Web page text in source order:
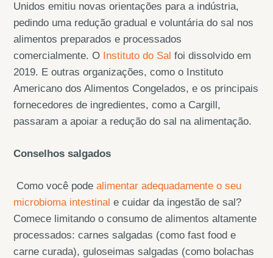
Unidos emitiu novas orientações para a indústria,
pedindo uma redução gradual e voluntária do sal nos
alimentos preparados e processados
comercialmente. O Instituto do Sal foi dissolvido em
2019. E outras organizações, como o Instituto
Americano dos Alimentos Congelados, e os principais
fornecedores de ingredientes, como a Cargill,
passaram a apoiar a redução do sal na alimentação.
Conselhos salgados
Como você podealimentar adequadamente o seu
microbioma intestinal e cuidar da ingestão de sal?
Comece limitando o consumo de alimentos altamente
processados: carnes salgadas (como fast food e
carne curada), guloseimas salgadas (como bolachas